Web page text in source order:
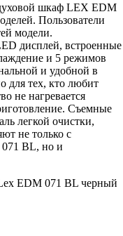
шкаф LEX EDM
Пользователи
модели.
дисплей, встроенные
и 5 режимов
и удобной в
для тех, кто любит
не нагревается
Съемные
легкой очистки,
не только с
071 BL, но и
EDM 071 BL черный